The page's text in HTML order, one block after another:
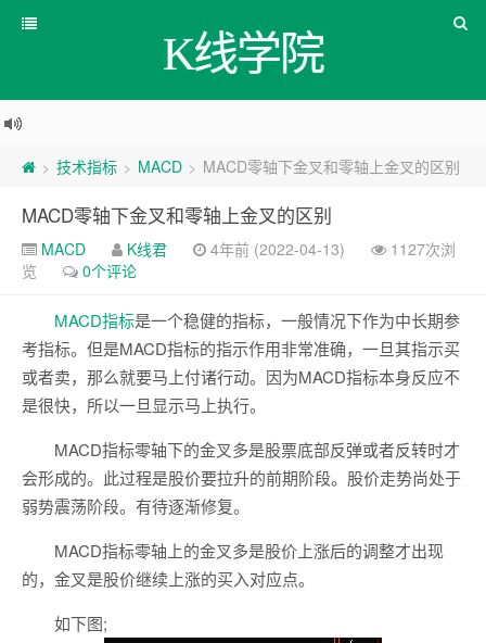
K线学院
> 技术指标 > MACD > MACD零轴下金叉和零轴上金叉的区别
MACD零轴下金叉和零轴上金叉的区别
MACD K线君 4年前 (2022-04-13)
1127次浏
览
0个评论
MACD指标是一个稳健的指标，一般情况下作为中长期参
考指标。但是MACD指标的指示作用非常准确，一旦其指示买
或者卖，那么就要马上付诸行动。因为MACD指标本身反应不
是很快，所以一旦显示马上执行。
MACD指标零轴下的金叉多是股票底部反弹或者反转时才
会形成的。此过程是股价要拉升的前期阶段。股价走势尚处于
弱势震荡阶段。有待逐渐修复。
MACD指标零轴上的金叉多是股价上涨后的调整才出现
的，金叉是股价继续上涨的买入对应点。
如下图;